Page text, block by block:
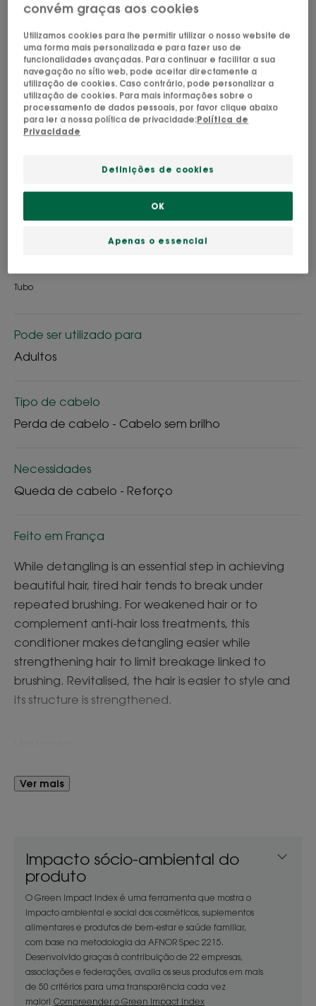
The instant hair care routine to detangle and
Suitable for pregnant and breastfeeding women.
Desembaraçador, fortificante, estimulante.
Tubo
Pode ser utilizado para
Adultos
Tipo de cabelo
Perda de cabelo - Cabelo sem brilho
Necessidades
Queda de cabelo - Reforço
Feito em França
While detangling is an essential step in achieving
beautiful hair, tired hair tends to break under
repeated brushing. For weakened hair or to
complement anti-hair loss treatments, this
conditioner makes detangling easier while
strengthening hair to limit breakage linked to
brushing. Revitalised, the hair is easier to style and
its structure is strengthened.
comprimento do cabelo e também no couro
suavidade e elasticidade.
Benefícios
• Desembaraça : deixada a atuar durante 2-
3 minutos, a fórmula cremosa contém um agente
que permite um desembaraçar fácil após o
enxaguamento.
• Energiza : o nosso Condicionador Estimulante
Ver mais
Impacto sócio-ambiental do
produto
O Green Impact Index é uma ferramenta que mostra o
impacto ambiental e social dos cosméticos, suplementos
alimentares e produtos de bem-estar e saúde familiar,
com base na metodologia da AFNOR Spec 2215.
Desenvolvido graças à contribuição de 22 empresas,
associações e federações, avalia os seus produtos em mais
de 50 critérios para uma transparência cada vez
maior! Compreender o Green Impact Index
convém graças aos cookies
Utilizamos cookies para lhe permitir utilizar o nosso website de
uma forma mais personalizada e para fazer uso de
funcionalidades avançadas. Para continuar e facilitar a sua
navegação no sítio web, pode aceitar directamente a
utilização de cookies. Caso contrário, pode personalizar a
utilização de cookies. Para mais informações sobre o
processamento de dados pessoais, por favor clique abaixo
para ler a nossa política de privacidade:Política de
Privacidade
Definições de cookies
Apenas o essencial
OK